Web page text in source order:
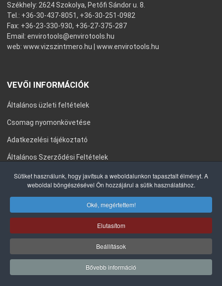
KívánságlistaÖsszehasonlításKosár
Székhely: 2624 Szokolya, Petőfi Sándor u. 8.
Tel.: +36-30-437-8051, +36-30-251-0982
Fax: +36-23-330-930, +36-27-375-287
Email: envirotools@envirotools.hu
web: www.vizszintmero.hu www.envirotools.hu
VEVŐI INFORMÁCIÓK
Általános üzleti feltételek
Csomag nyomonkövetése
Adatkezelési tájékoztató
Általános Szerződési Feltételek
Impresszum
COPYRIGHT © 2020 ENVIROTOOLS KFT. MINDEN JOG FENNTARTVA.
Sütiket használunk, hogy javítsuk a weboldalunkon tapasztalt élményt. A
weboldal böngészésével Ön hozzájárul a sütik használatához.
Oké, megértettem!
Elutasítom
Beállítások
Bővebb információ